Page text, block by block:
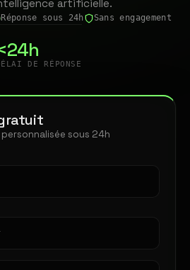
artificielle.
Réponse sous 24h Sans engagement
DE RÉPONSE
sous 24h